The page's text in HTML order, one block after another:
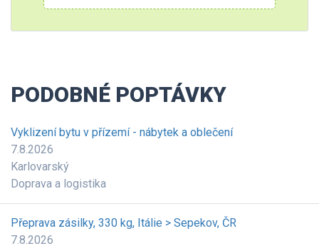
PODOBNÉ POPTÁVKY
Vyklizení bytu v přízemí - nábytek a oblečení
7.8.2026
Karlovarský
Doprava a logistika
Přeprava zásilky, 330 kg, Itálie > Sepekov, ČR
7.8.2026